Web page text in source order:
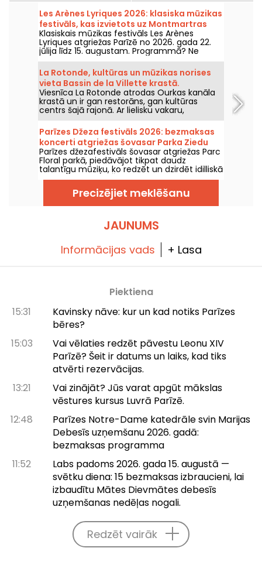
Les Arènes Lyriques 2026: klasiska mūzikas
festivāls, kas izvietots uz Montmartras
kalna
Klasiskais mūzikas festivāls Les Arènes
Lyriques atgriežas Parīzē no 2026. gada 22.
jūlija līdz 15. augustam. Programmā? Ne
mazāk kā 16 koncerti Montmartras Arēnās —
idilliska vide, kur klausīties lielos klasikas
šedevus.
La Rotonde, kultūras un mūzikas norises
vieta Bassin de la Villette krastā.
Viesnīca La Rotonde atrodas Ourkas kanāla
krastā un ir gan restorāns, gan kultūras
centrs šajā rajonā. Ar lielisku vakaru,
brīvdabas pasākumu un citu saviesīgu
pasākumu programmu tā ir viena no
vietām, ko apmeklēt Bassin de la Villette
krastā.
Parīzes Džeza festivāls 2026: bezmaksas
koncerti atgriežas šovasar Parka Ziedu
dārzā, programma
Parīzes džezafestivāls šovasar atgriežas Parc
Floral parkā, piedāvājot tikpat daudz
talantīgu mūziķu, ko redzēt un dzirdēt idilliskā
lauku atmosfērā. Šeit ir bezmaksas koncertu
programma, ko iepazīt no 24. jūnija līdz 6.
septembrim 2026. gadā!
Precizējiet meklēšanu
JAUNUMS
Informācijas vads + Lasa
Piektiena
15:31
Kavinsky nāve: kur un kad notiks Parīzes
bēres?
15:03
Vai vēlaties redzēt pāvestu Leonu XIV
Parīzē? Šeit ir datums un laiks, kad tiks
atvērti rezervācijas.
13:21
Vai zinājāt? Jūs varat apgūt mākslas
vēstures kursus Luvrā Parīzē.
12:48
Parīzes Notre-Dame katedrāle svin Marijas
Debesīs uzņemšanu 2026. gadā:
bezmaksas programma
11:52
Labs padoms 2026. gada 15. augustā —
svētku diena: 15 bezmaksas izbraucieni, lai
izbaudītu Mātes Dievmātes debesīs
uzņemšanas nedēļas nogali.
Redzēt vairāk